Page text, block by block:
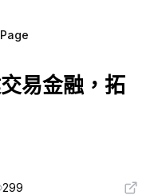
易金融，拓
299